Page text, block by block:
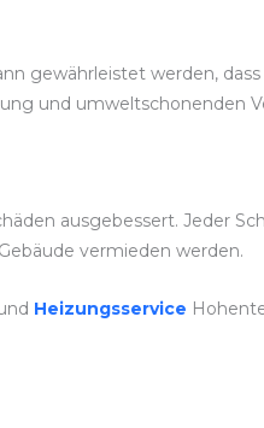
gewährleistet werden,
und umweltschonenden
ausgebessert. Jeder
vermieden werden.
Heizungsservice